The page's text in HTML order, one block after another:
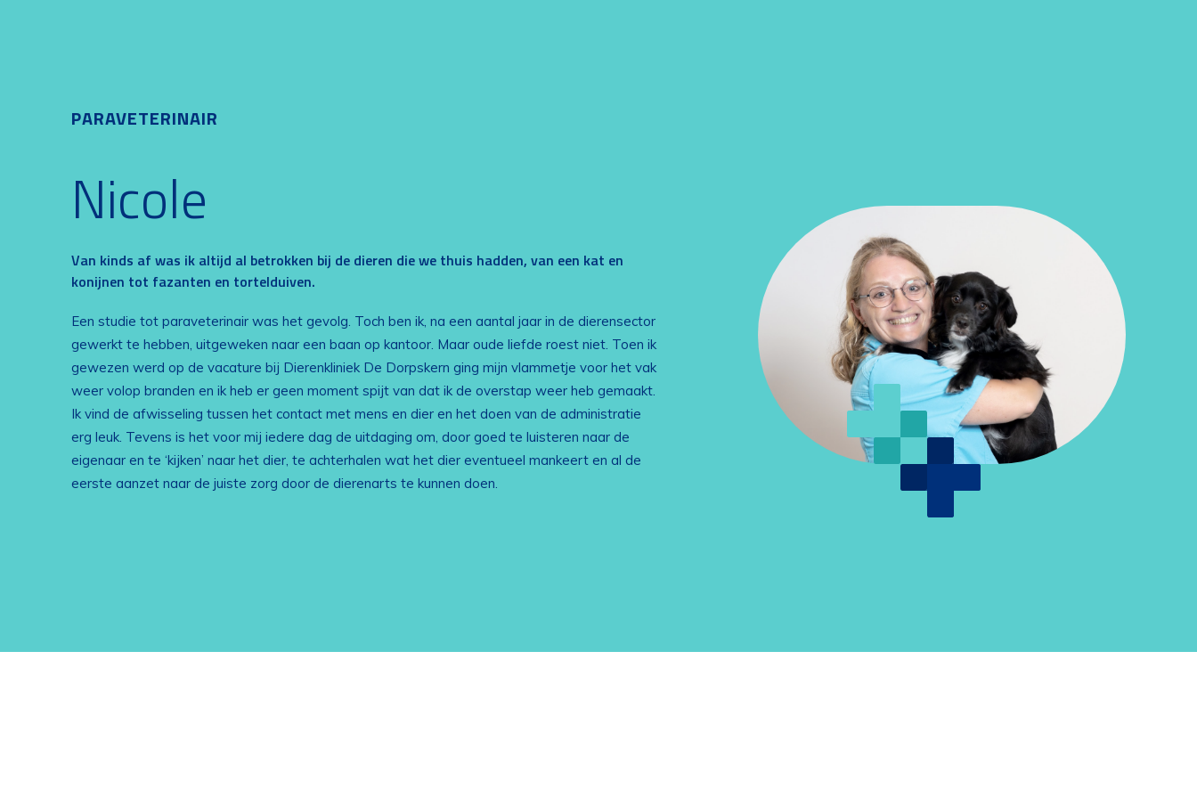
PARAVETERINAIR
Nicole
Van kinds af was ik altijd al betrokken bij de dieren die we thuis hadden, van een kat en
konijnen tot fazanten en tortelduiven.
Een studie tot paraveterinair was het gevolg. Toch ben ik, na een aantal jaar in de dierensector
gewerkt te hebben, uitgeweken naar een baan op kantoor. Maar oude liefde roest niet. Toen ik
gewezen werd op de vacature bij Dierenkliniek De Dorpskern ging mijn vlammetje voor het vak
weer volop branden en ik heb er geen moment spijt van dat ik de overstap weer heb gemaakt.
Ik vind de afwisseling tussen het contact met mens en dier en het doen van de administratie
erg leuk. Tevens is het voor mij iedere dag de uitdaging om, door goed te luisteren naar de
eigenaar en te ‘kijken’ naar het dier, te achterhalen wat het dier eventueel mankeert en al de
eerste aanzet naar de juiste zorg door de dierenarts te kunnen doen.